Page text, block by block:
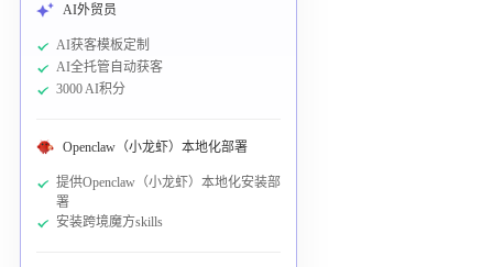
AI外贸员
AI获客模板定制
AI全托管自动获客
3000 AI积分
Openclaw（小龙虾）本地化部署
提供Openclaw（小龙虾）本地化安装部
署
安装跨境魔方skills